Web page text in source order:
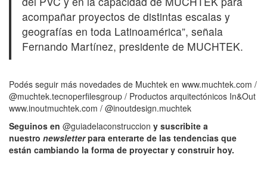
acompañar proyectos de distintas escalas y
geografías en toda Latinoamérica”, señala
Fernando Martínez, presidente de MUCHTEK.
Podés seguir más novedades de Muchtek en www.muchtek.com /
@muchtek.tecnoperfilesgroup / Productos arquitectónicos In&Out
www.inoutmuchtek.com / @inoutdesign.muchtek
Seguinos en @guiadelaconstruccion y suscribite a
nuestro newsletterpara enterarte de las tendencias que
están cambiando la forma de proyectar y construir hoy.